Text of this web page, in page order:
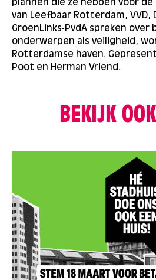
plannen die ze hebben voor
van Leefbaar Rotterdam, VVD,
GroenLinks-PvdA spreken over
onderwerpen als veiligheid,
Rotterdamse haven.
Poot en Herman Vriend.
BEKIJK